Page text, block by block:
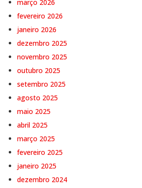
março 2026
fevereiro 2026
janeiro 2026
dezembro 2025
novembro 2025
outubro 2025
setembro 2025
agosto 2025
maio 2025
abril 2025
março 2025
fevereiro 2025
janeiro 2025
dezembro 2024